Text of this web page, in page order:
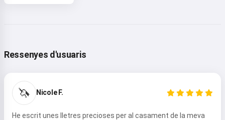
Ressenyes d'usuaris
🦄 Nicole F.
He escrit unes lletres precioses per al casament de la meva